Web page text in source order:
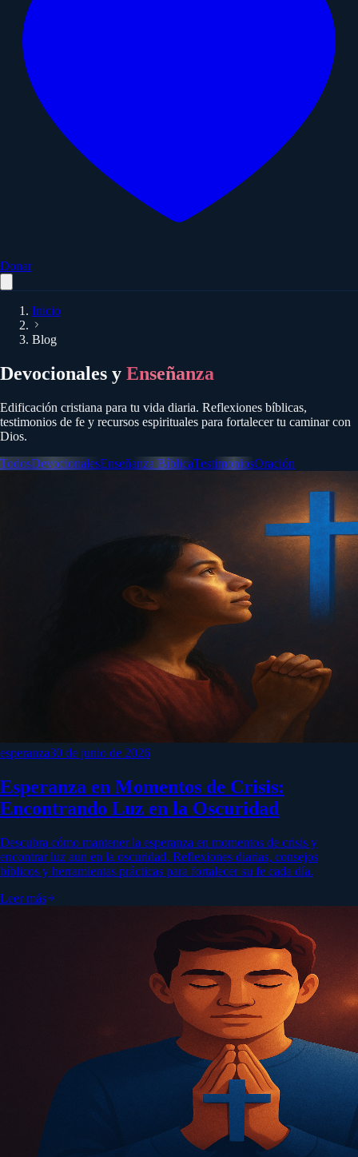
Donar
Inicio
Blog
Devocionales y Enseñanza
Edificación cristiana para tu vida diaria. Reflexiones bíblicas,
testimonios de fe y recursos espirituales para fortalecer tu caminar con
Dios.
TodosDevocionalesEnseñanza BíblicaTestimoniosOración
esperanza30 de junio de 2026
Esperanza en Momentos de Crisis:
Encontrando Luz en la Oscuridad
Descubra cómo mantener la esperanza en momentos de crisis y
encontrar luz aun en la oscuridad. Reflexiones diarias, consejos
bíblicos y herramientas prácticas para fortalecer su fe cada día.
Leer más